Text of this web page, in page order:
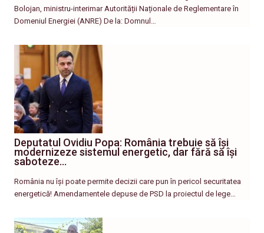
Bolojan, ministru-interimar Autorității Naționale de Reglementare în
Domeniul Energiei (ANRE) De la: Domnul…
Deputatul Ovidiu Popa: România trebuie să își
modernizeze sistemul energetic, dar fără să își
saboteze…
România nu își poate permite decizii care pun în pericol securitatea
energetică! Amendamentele depuse de PSD la proiectul de lege…